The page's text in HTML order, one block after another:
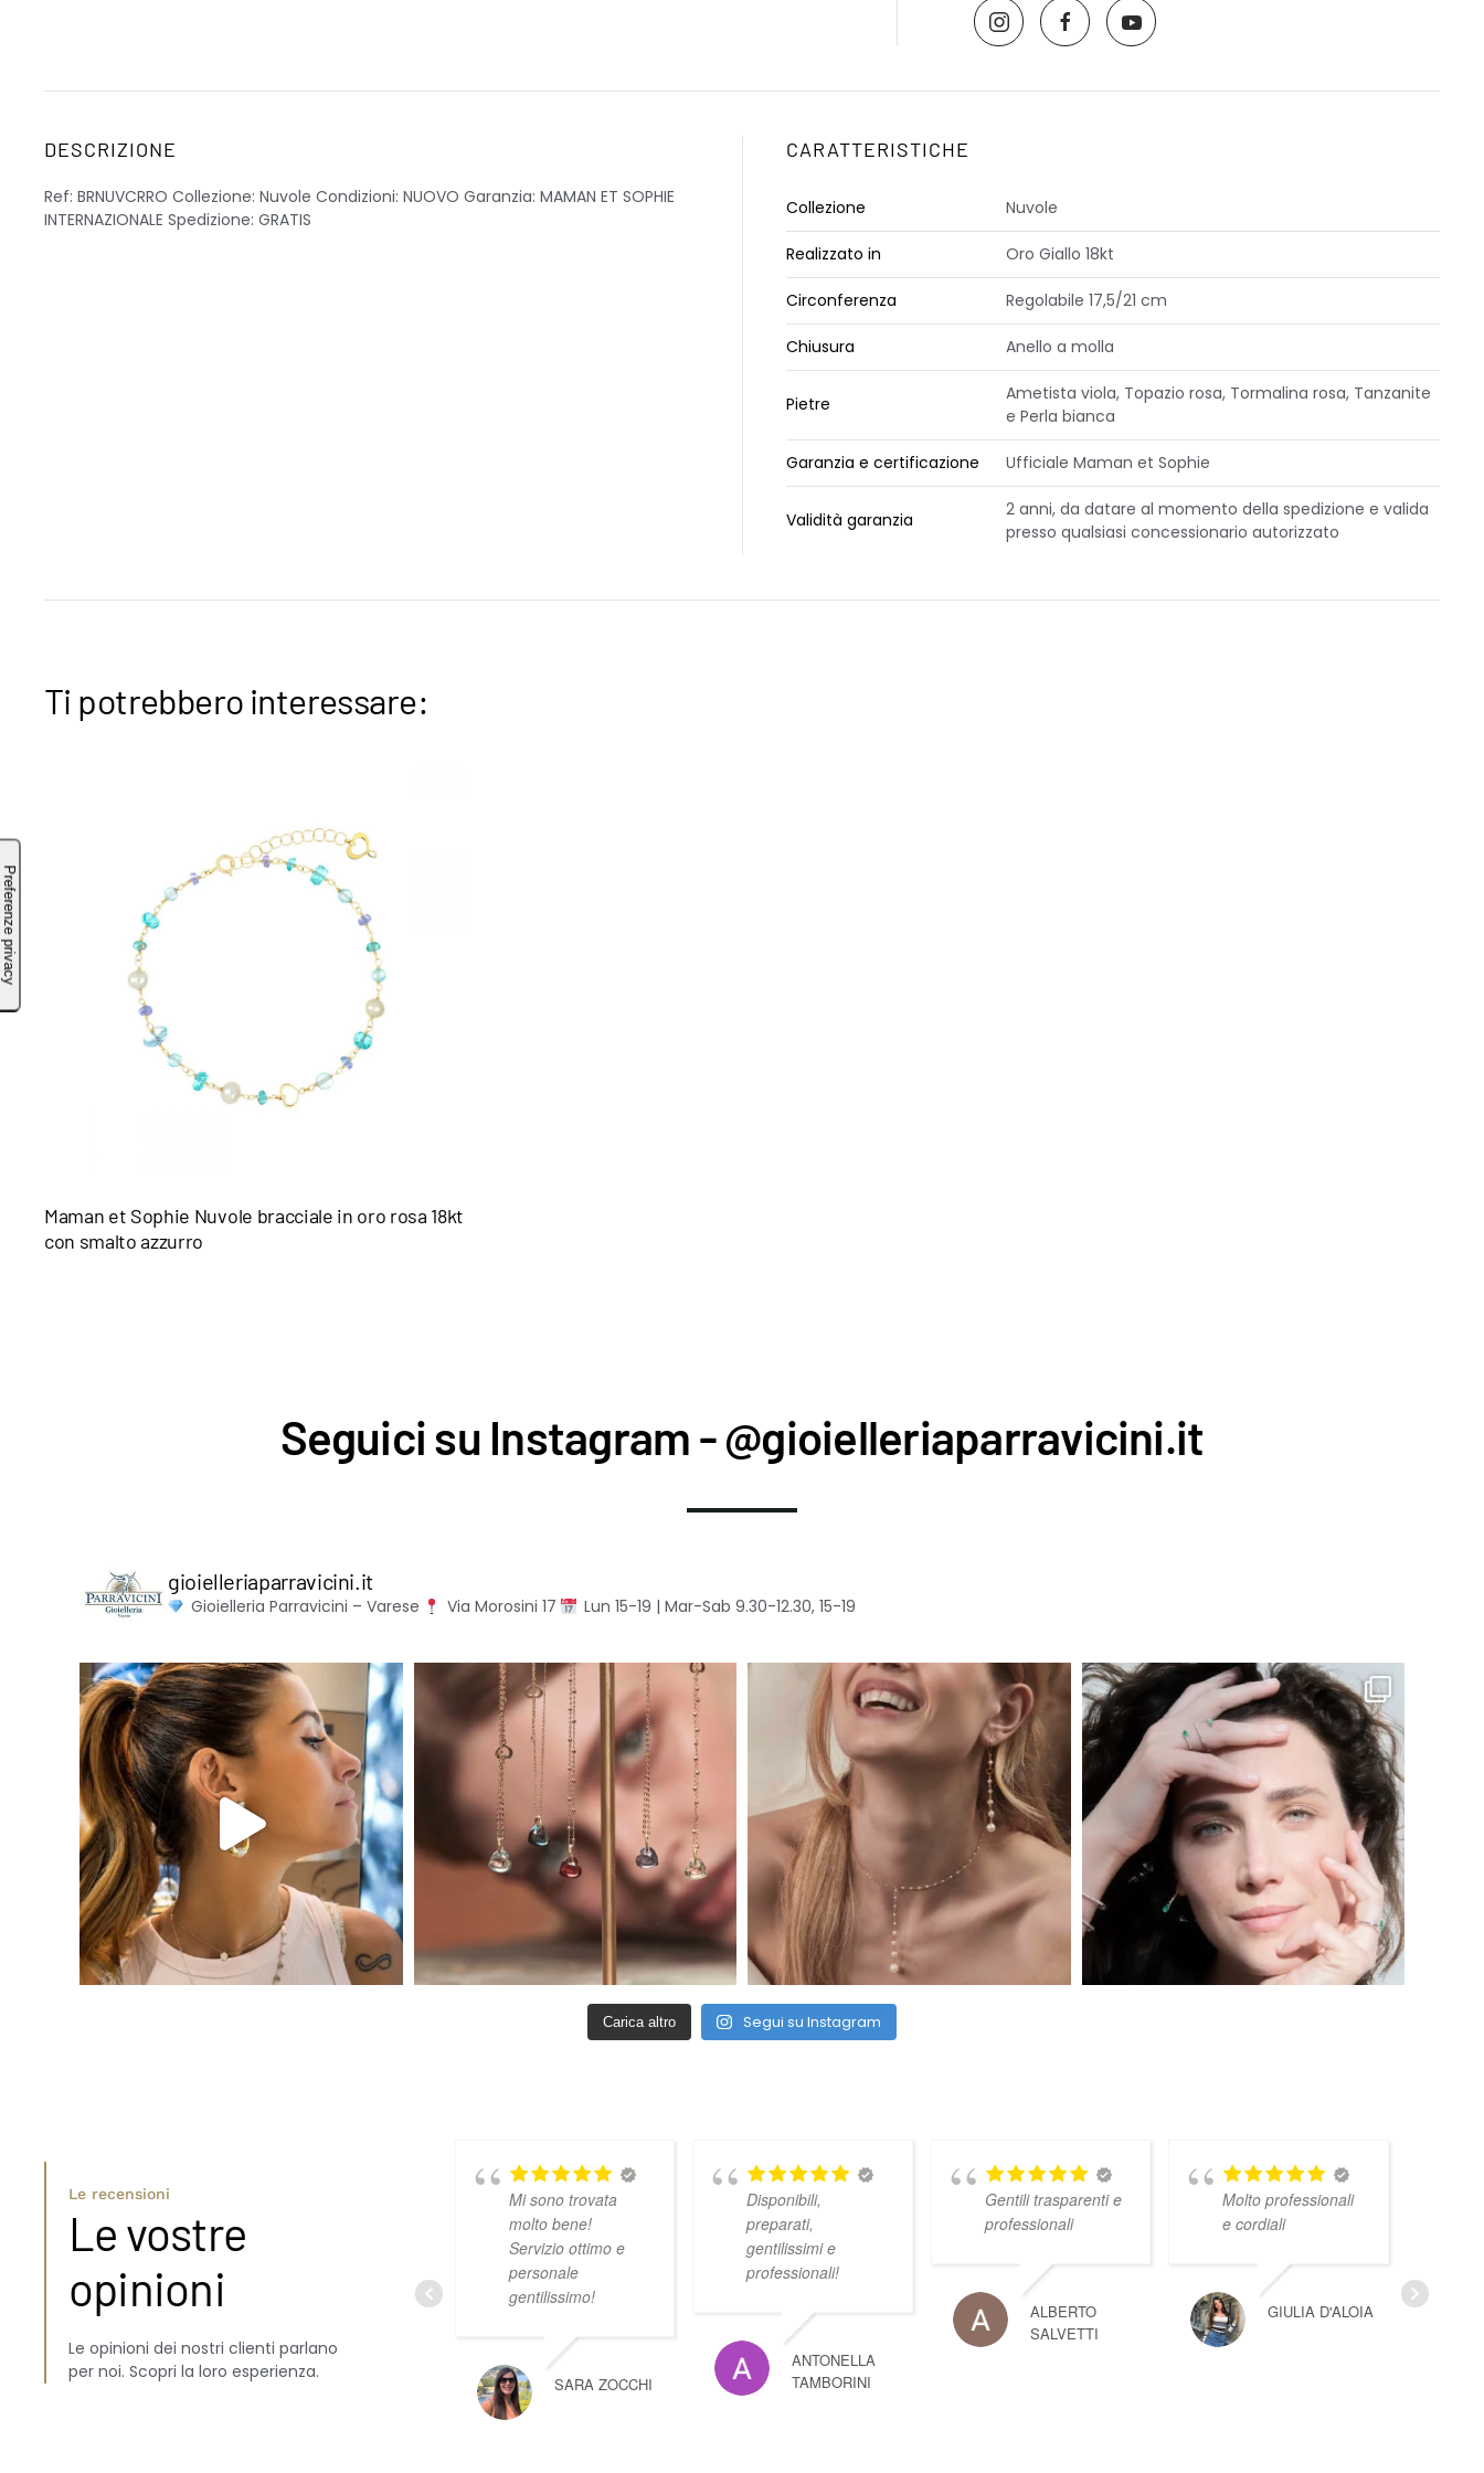
DESCRIZIONE
Ref: BRNUVCRRO Collezione: Nuvole Condizioni: NUOVO Garanzia: MAMAN ET SOPHIE
INTERNAZIONALE Spedizione: GRATIS
CARATTERISTICHE
Collezione Nuvole
Realizzato in Oro Giallo 18kt
Circonferenza Regolabile 17,5/21 cm
Chiusura Anello a molla
Pietre
Ametista viola, Topazio rosa, Tormalina rosa, Tanzanite
e Perla bianca
Garanzia e certificazione Ufficiale Maman et Sophie
Validità garanzia
2 anni, da datare al momento della spedizione e valida
presso qualsiasi concessionario autorizzato
Ti potrebbero interessare:
Maman et Sophie Nuvole bracciale in oro rosa 18kt
con smalto azzurro
Seguici su Instagram - @gioielleriaparravicini.it
gioielleriaparravicini.it
Gioielleria Parravicini – Varese Via Morosini 17 Lun 15-19 | Mar-Sab 9.30-12.30, 15-19
Carica altro Segui su Instagram
Le recensioni
Le vostre
opinioni
Le opinioni dei nostri clienti parlano
per noi. Scopri la loro esperienza.
Mi sono trovata
molto bene!
Servizio ottimo e
personale
gentilissimo!
SARA ZOCCHI
Disponibili,
preparati,
gentilissimi e
professionali!
ANTONELLA
TAMBORINI
Gentili trasparenti e
professionali
ALBERTO
SALVETTI
Molto professionali
e cordiali
GIULIA D'ALOIA